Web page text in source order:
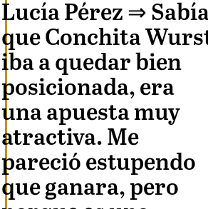
Lucía Pérez ⇒
que Conchita
iba a quedar bien
posicionada, era
una apuesta muy
atractiva. Me
pareció estupendo
que ganara, pero